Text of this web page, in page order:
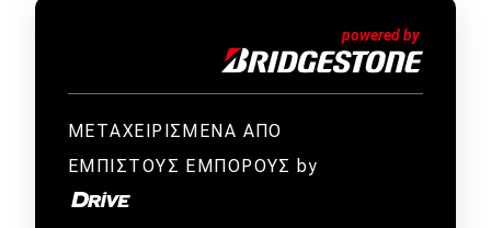
ΜΕΤΑΧΕΙΡΙΣΜΕΝΑ ΑΠΟ
ΕΜΠΙΣΤΟΥΣ ΕΜΠΟΡΟΥΣ by